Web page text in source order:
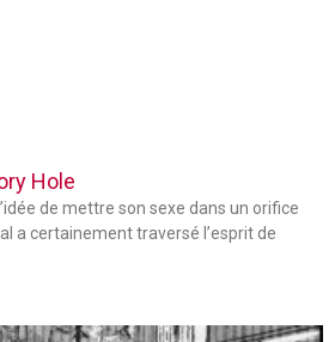
Hole
de mettre son sexe dans un orifice
a certainement traversé l’esprit de